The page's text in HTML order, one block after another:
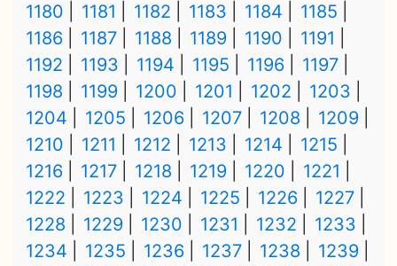
1180
1181 1182 1183 1184
1185
1186
1187 1188 1189 1190
1191
1192
1193 1194 1195 1196
1197
1198
1199 1200 1201 1202
1203
1204
1205 1206 1207 1208
1209
1210
1211 1212 1213 1214
1215
1216
1217 1218 1219 1220
1221
1222
1223 1224 1225 1226
1227
1228
1229 1230 1231 1232
1233
1234
1235 1236 1237 1238
1239